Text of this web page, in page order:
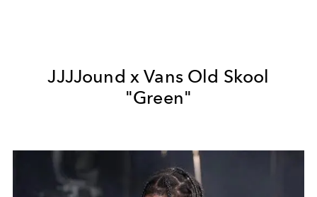
JJJJound x Vans Old Skool
"Green"